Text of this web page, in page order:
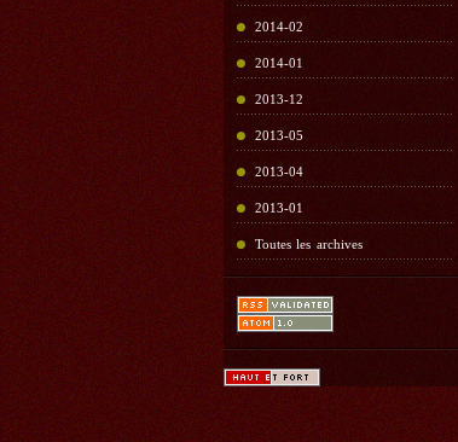
2014-02
2014-01
2013-12
2013-05
2013-04
2013-01
Toutes les archives